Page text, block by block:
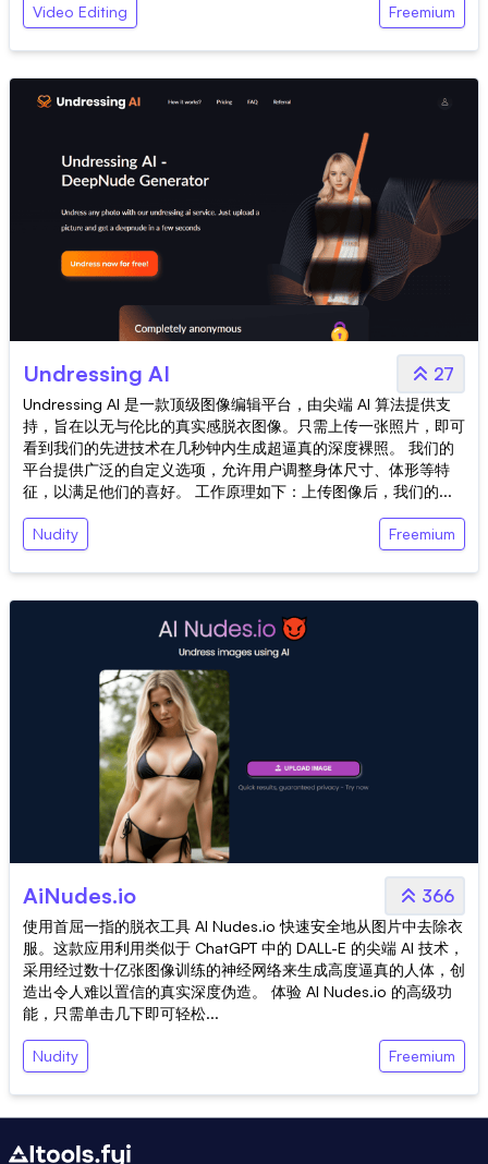
Video Editing Freemium
Undressing AI 27
Undressing AI 是一款顶级图像编辑平台，由尖端 AI 算法提供支
持，旨在以无与伦比的真实感脱衣图像。只需上传一张照片，即可
看到我们的先进技术在几秒钟内生成超逼真的深度裸照。 我们的
平台提供广泛的自定义选项，允许用户调整身体尺寸、体形等特
征，以满足他们的喜好。 工作原理如下：上传图像后，我们的...
Nudity Freemium
AiNudes.io 366
使用首屈一指的脱衣工具 AI Nudes.io 快速安全地从图片中去除衣
服。这款应用利用类似于 ChatGPT 中的 DALL-E 的尖端 AI 技术，
采用经过数十亿张图像训练的神经网络来生成高度逼真的人体，创
造出令人难以置信的真实深度伪造。 体验 AI Nudes.io 的高级功
能，只需单击几下即可轻松...
Nudity Freemium